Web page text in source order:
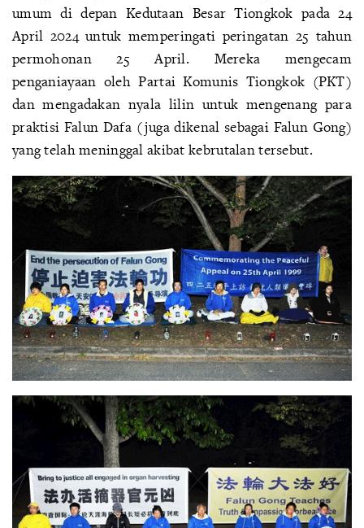
umum di depan Kedutaan Besar Tiongkok pada 24
April 2024 untuk memperingati peringatan 25 tahun
permohonan 25 April. Mereka mengecam
penganiayaan oleh Partai Komunis Tiongkok (PKT)
dan mengadakan nyala lilin untuk mengenang para
praktisi Falun Dafa (juga dikenal sebagai Falun Gong)
yang telah meninggal akibat kebrutalan tersebut.